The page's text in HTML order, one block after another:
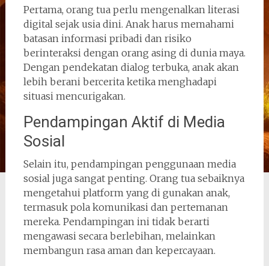
Pertama, orang tua perlu mengenalkan literasi
digital sejak usia dini. Anak harus memahami
batasan informasi pribadi dan risiko
berinteraksi dengan orang asing di dunia maya.
Dengan pendekatan dialog terbuka, anak akan
lebih berani bercerita ketika menghadapi
situasi mencurigakan.
Pendampingan Aktif di Media
Sosial
Selain itu, pendampingan penggunaan media
sosial juga sangat penting. Orang tua sebaiknya
mengetahui platform yang di gunakan anak,
termasuk pola komunikasi dan pertemanan
mereka. Pendampingan ini tidak berarti
mengawasi secara berlebihan, melainkan
membangun rasa aman dan kepercayaan.